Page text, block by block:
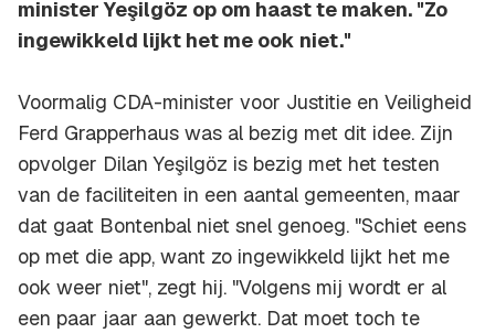
minister Yeşilgöz op om haast te maken. "Zo
ingewikkeld lijkt het me ook niet."
Voormalig CDA-minister voor Justitie en Veiligheid
Ferd Grapperhaus was al bezig met dit idee. Zijn
opvolger Dilan Yeşilgöz is bezig met het testen
van de faciliteiten in een aantal gemeenten, maar
dat gaat Bontenbal niet snel genoeg. "Schiet eens
op met die app, want zo ingewikkeld lijkt het me
ook weer niet", zegt hij. "Volgens mij wordt er al
een paar jaar aan gewerkt. Dat moet toch te